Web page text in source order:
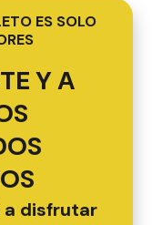
ES SOLO
Y A
a disfrutar